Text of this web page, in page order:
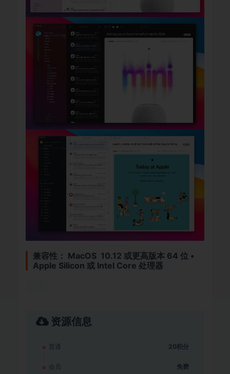
兼容性： MacOS 10.12 或更高版本 64 位 •
Apple Silicon 或 Intel Core 处理器
资源信息
普通 20积分
会员 免费